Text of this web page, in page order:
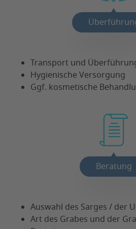
Transport und
Hygienische Versorgung
Ggf. kosmetische
Beratung
Auswahl des Sarges / der
Art des Grabes und der